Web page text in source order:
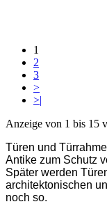
1
2
3
>
>|
Anzeige von 1 bis 15
Türen und
Antike zum Schutz
Später werden
architektonischen
noch so.